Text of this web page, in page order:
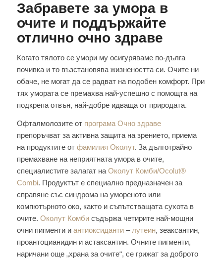
Забравете за умора в
очите и поддържайте
отлично очно здраве
Когато тялото се умори му осигуряваме по-дълга
почивка и то възстановява жизнеността си. Очите ни
обаче, не могат да се радват на подобен комфорт. При
тях умората се премахва най-успешно с помощта на
подкрепа отвън, най-добре идваща от природата.
Офталмолозите от програма Очно здраве
препоръчват за активна защита на зрението, приема
на продуктите от фамилия Околут. За дълготрайно
премахване на неприятната умора в очите,
специалистите залагат на Околут Комби/Ocolut®
Combi. Продуктът е специално предназначен за
справяне със синдрома на умореното или
компютърното око, както и съпътстващата сухота в
очите. Околут Комбисъдържа четирите най-мощни
очни пигменти и антиоксиданти– лутеин, зеаксантин,
проантоцианидин и астаксантин. Очните пигменти,
наричани още „храна за очите“, се грижат за доброто